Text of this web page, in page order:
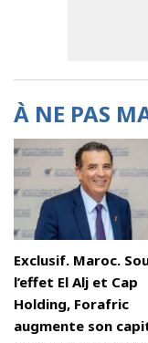
À NE PAS
Exclusif. Maroc.
l’effet El Alj et Cap
Holding, Forafric
augmente son